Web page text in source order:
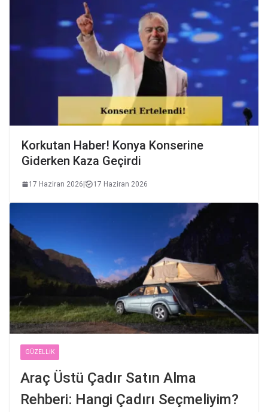
Korkutan Haber! Konya Konserine
Giderken Kaza Geçirdi
17 Haziran 2026 17 Haziran 2026
GÜZELLIK
Araç Üstü Çadır Satın Alma
Rehberi: Hangi Çadırı Seçmeliyim?